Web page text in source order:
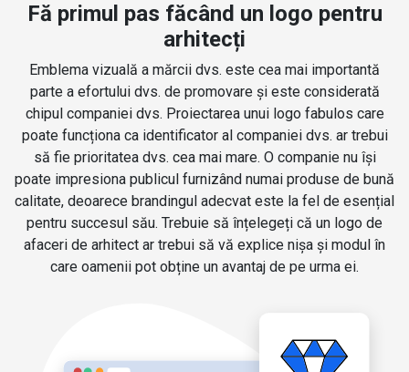
Fă primul pas făcând un logo pentru
arhitecți
Emblema vizuală a mărcii dvs. este cea mai importantă
parte a efortului dvs. de promovare și este considerată
chipul companiei dvs. Proiectarea unui logo fabulos care
poate funcționa ca identificator al companiei dvs. ar trebui
să fie prioritatea dvs. cea mai mare. O companie nu își
poate impresiona publicul furnizând numai produse de bună
calitate, deoarece brandingul adecvat este la fel de esențial
pentru succesul său. Trebuie să înțelegeți că un logo de
afaceri de arhitect ar trebui să vă explice nișa și modul în
care oamenii pot obține un avantaj de pe urma ei.